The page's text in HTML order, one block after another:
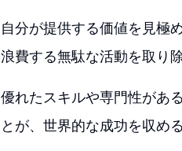
自分が提供する価値を見極
浪費する無駄な活動を取り
優れたスキルや専門性があ
とが、世界的な成功を収め